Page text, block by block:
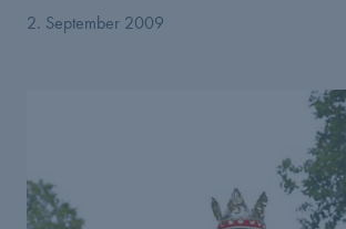
2. September 2009